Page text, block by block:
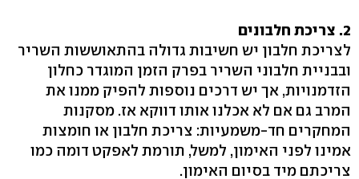
2. צריכת חלבונים
לצריכת חלבון יש חשיבות גדולה בהתאוששות השריר
ובבניית חלבוני השריר בפרק הזמן המוגדר כחלון
הזדמנויות, אך יש דרכים נוספות להפיק ממנו את
המרב גם אם לא אכלנו אותו דווקא אז. מסקנות
המחקרים חד-משמעיות: צריכת חלבון או חומצות
אמינו לפני האימון, למשל, תורמת לאפקט דומה כמו
צריכתם מיד בסיום האימון.